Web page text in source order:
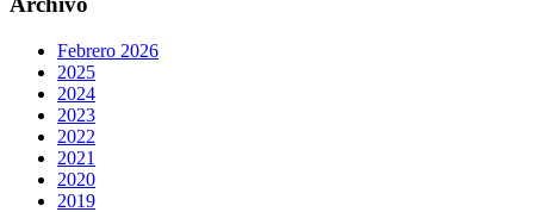
Febrero 2026
2025
2024
2023
2022
2021
2020
2019